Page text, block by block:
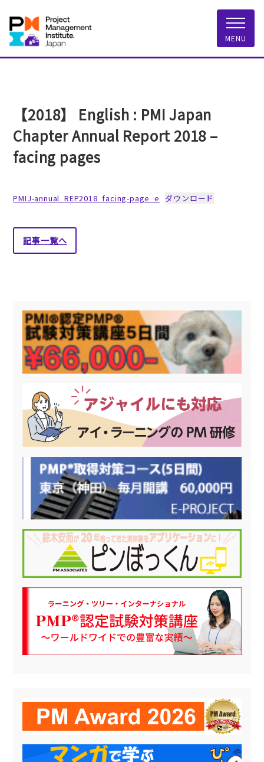
一般社団法人 PMI
MENU
【2018】 English : PMI Japan
Chapter Annual Report 2018 –
facing pages
PMIJ-annual_REP2018_facing-page_e ダウンロード
記事一覧へ